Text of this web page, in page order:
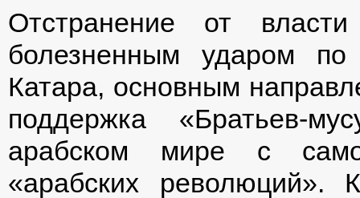
Отстранение от
болезненным ударом
Катара, основным
поддержка «Братьев-
арабском мире с
«арабских революций».